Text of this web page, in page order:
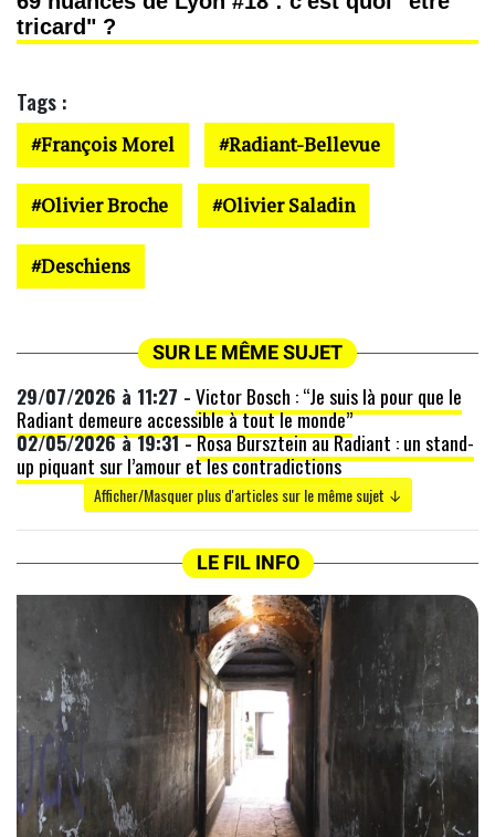
tricard" ?
Tags :
François Morel Radiant-Bellevue
Olivier Broche Olivier Saladin
Deschiens
SUR LE MÊME SUJET
29/07/2026 à 11:27 -Victor Bosch : “Je suis là pour que le
Radiant demeure accessible à tout le monde”
02/05/2026 à 19:31 -Rosa Bursztein au Radiant : un stand-
up piquant sur l’amour et les contradictions
Afficher/Masquer plus d'articles sur le même sujet ↓
LE FIL INFO